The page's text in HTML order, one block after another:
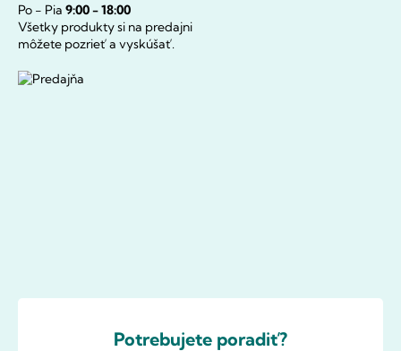
Po - Pia 9:00 - 18:00
Všetky produkty si na predajni
môžete pozrieť a vyskúšať.
Potrebujete poradiť?